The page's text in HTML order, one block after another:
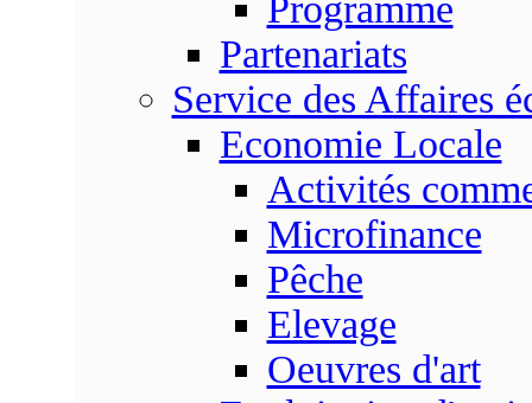
Programme
Partenariats
Service des Affaires
Economie Locale
Activités
Microfinance
Pêche
Elevage
Oeuvres d'art